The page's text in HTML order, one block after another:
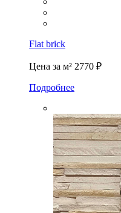
Flat brick
Цена за м² 2770 ₽
Подробнее